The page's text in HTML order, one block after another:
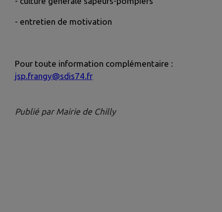
- entretien de motivation
Pour toute information complémentaire :
jsp.frangy@sdis74.fr
Publié par Mairie de Chilly